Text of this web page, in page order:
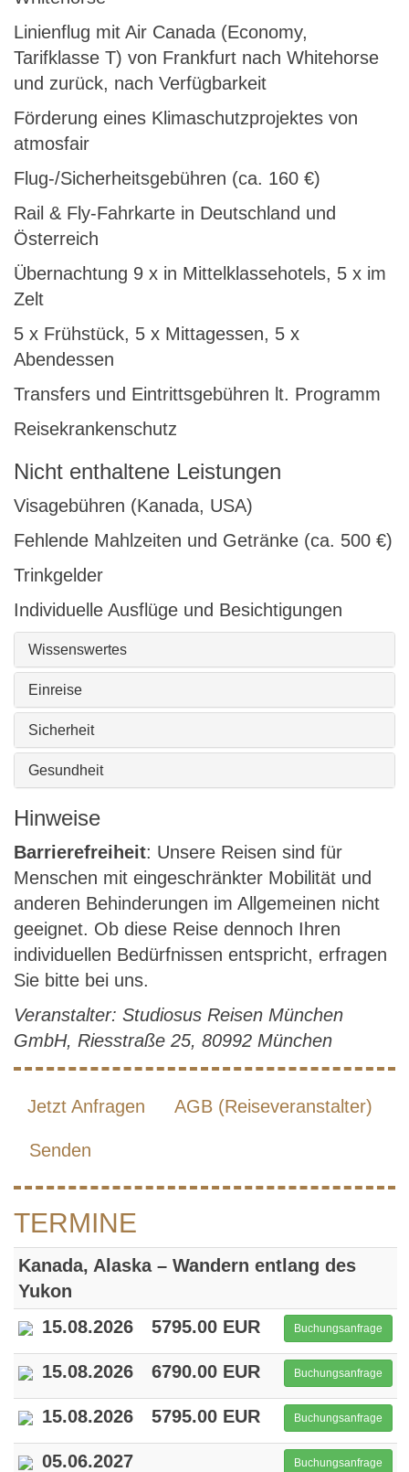
Linienflug mit Air Canada (Economy,
Tarifklasse T) von Frankfurt nach Whitehorse
und zurück, nach Verfügbarkeit
Förderung eines Klimaschutzprojektes von
atmosfair
Flug-/Sicherheitsgebühren (ca. 160 €)
Rail & Fly-Fahrkarte in Deutschland und
Österreich
Übernachtung 9 x in Mittelklassehotels, 5 x im
Zelt
5 x Frühstück, 5 x Mittagessen, 5 x
Abendessen
Transfers und Eintrittsgebühren lt. Programm
Reisekrankenschutz
Nicht enthaltene Leistungen
Visagebühren (Kanada, USA)
Fehlende Mahlzeiten und Getränke (ca. 500 €)
Trinkgelder
Individuelle Ausflüge und Besichtigungen
Wissenswertes
Einreise
Sicherheit
Gesundheit
Hinweise
Barrierefreiheit: Unsere Reisen sind für
Menschen mit eingeschränkter Mobilität und
anderen Behinderungen im Allgemeinen nicht
geeignet. Ob diese Reise dennoch Ihren
individuellen Bedürfnissen entspricht, erfragen
Sie bitte bei uns.
Veranstalter: Studiosus Reisen München
GmbH, Riesstraße 25, 80992 München
Jetzt Anfragen AGB (Reiseveranstalter)
Senden
TERMINE
Kanada, Alaska – Wandern entlang des
Yukon
15.08.2026
5795.00 EUR Buchungsanfrage
15.08.2026 6790.00 EUR Buchungsanfrage
15.08.2026 5795.00 EUR Buchungsanfrage
05.06.2027 Buchungsanfrage